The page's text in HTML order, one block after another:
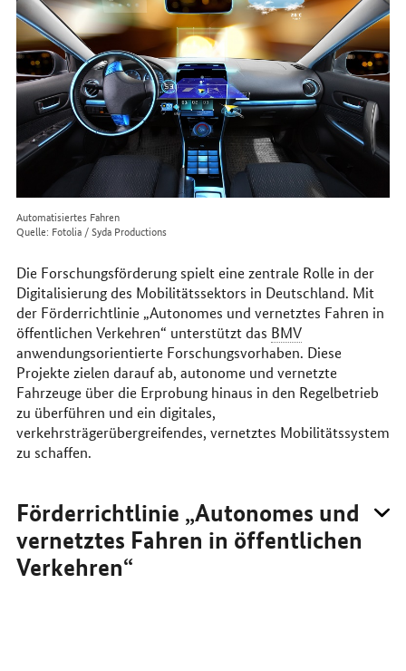
im
Internet
Automatisiertes Fahren
Quelle: Fotolia / Syda Productions
Die Forschungsförderung spielt eine zentrale Rolle in der
Digitalisierung des Mobilitätssektors in Deutschland. Mit
der Förderrichtlinie „Autonomes und vernetztes Fahren in
öffentlichen Verkehren“ unterstützt das BMV
anwendungsorientierte Forschungsvorhaben. Diese
Projekte zielen darauf ab, autonome und vernetzte
Fahrzeuge über die Erprobung hinaus in den Regelbetrieb
zu überführen und ein digitales,
verkehrsträgerübergreifendes, vernetztes Mobilitätssystem
zu schaffen.
Förderrichtlinie „Autonomes und
vernetztes Fahren in öffentlichen
Verkehren“